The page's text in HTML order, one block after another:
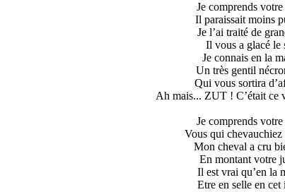
Je comprends
Il paraissait moins
Je l’ai traité de
Il vous a glacé le
Je connais en la
Un très gentil
Qui vous sortira
Ah mais... ZUT ! C’était ce
Je comprends
Vous qui chevauchiez
Mon cheval a cru
En montant votre
Il est vrai qu’en la
Etre en selle en cet